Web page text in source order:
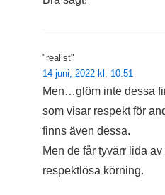
"realist"
14 juni, 2022 kl. 10:51
Men…glöm inte dessa
som visar respekt för
finns även dessa.
Men de får tyvärr lida
respektlösa körning.